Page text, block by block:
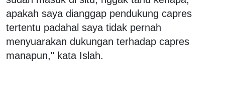
apakah saya dianggap pendukung capres
tertentu padahal saya tidak pernah
menyuarakan dukungan terhadap capres
manapun," kata Islah.